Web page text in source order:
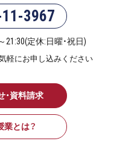
3967
21:30(定休:日曜・祝日)
軽にお申し込みください
・資料請求
業とは？